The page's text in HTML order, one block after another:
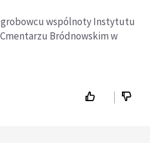
grobowcu wspólnoty Instytutu
Bródnowskim w